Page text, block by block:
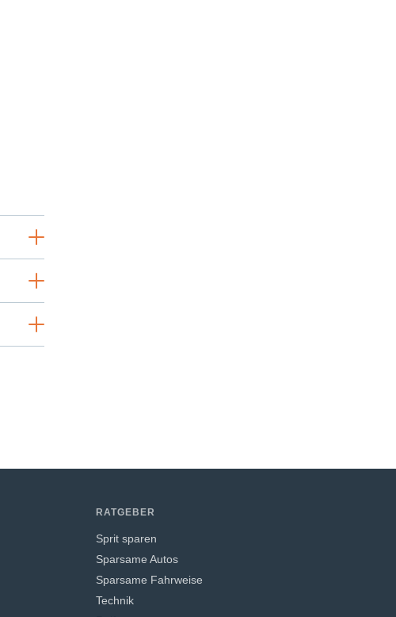
RATGEBER
Sprit sparen
Sparsame Autos
Sparsame Fahrweise
Technik